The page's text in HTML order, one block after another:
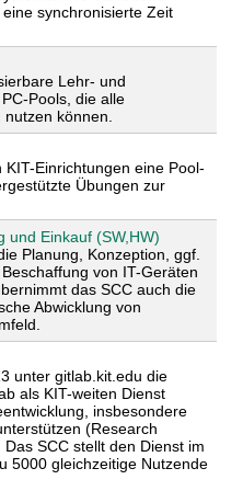
synchronisierte Zeit
Lehr- und
Pools, die alle
können.
Einrichtungen eine Pool-
Übungen zur
und Einkauf (SW,HW)
Planung, Konzeption, ggf.
von IT-Geräten
das SCC auch die
Abwicklung von
unter gitlab.kit.edu die
als KIT-weiten Dienst
insbesondere
(Research
SCC stellt den Dienst im
5000 gleichzeitige Nutzende